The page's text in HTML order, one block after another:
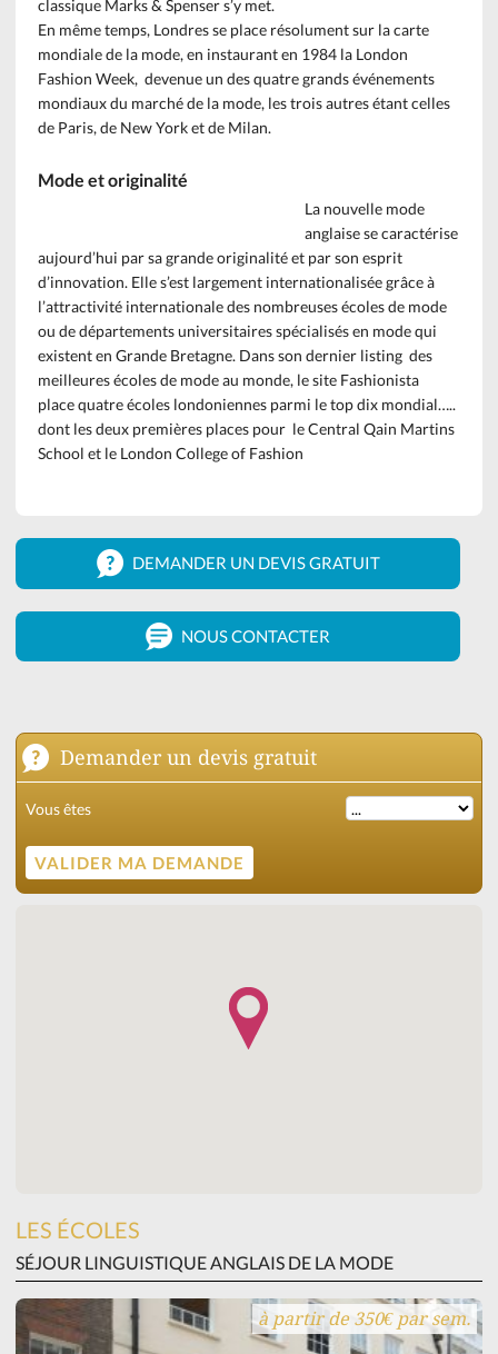
classique Marks & Spenser s’y met.
En même temps, Londres se place résolument sur la carte
mondiale de la mode, en instaurant en 1984 la London
Fashion Week, devenue un des quatre grands événements
mondiaux du marché de la mode, les trois autres étant celles
de Paris, de New York et de Milan.
Mode et originalité
La nouvelle mode
anglaise se caractérise
aujourd’hui par sa grande originalité et par son esprit
d’innovation. Elle s’est largement internationalisée grâce à
l’attractivité internationale des nombreuses écoles de mode
ou de départements universitaires spécialisés en mode qui
existent en Grande Bretagne. Dans son dernier listing des
meilleures écoles de mode au monde, le site Fashionista
place quatre écoles londoniennes parmi le top dix mondial…..
dont les deux premières places pour le Central Qain Martins
School et le London College of Fashion
DEMANDER UN DEVIS GRATUIT
NOUS CONTACTER
Demander un devis gratuit
Vous êtes
LES ÉCOLES
SÉJOUR LINGUISTIQUE ANGLAIS DE LA MODE
à partir de 350€ par sem.